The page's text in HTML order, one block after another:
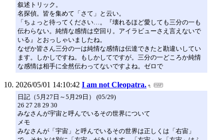
叙述トリック。
名探偵。皆を集めて「さて」と云い。
「ちょっと待ってください…。『壊れるほど愛しても三分の一も
伝わらない。純情な感情は空回り。アイラビューさえ言えないで
いる』とおっしゃいましたね。
なぜか皆さん三分の一は純情な感情は伝達できたと勘違いしてい
ます。しかしですね。もしかしてですが。三分の一どころか純情
な感情は相手に全然伝わってないですよね。ゼロで
2026/05/01 14:10:42 I am not Cleopatra.
日記（5月27日～5月29日） (05/29)
26 27 28 29 30
みなさんが宇宙と呼んでいるその世界について
メモ
みなさんが「宇宙」と呼んでいるその世界は正しくは「右宙」